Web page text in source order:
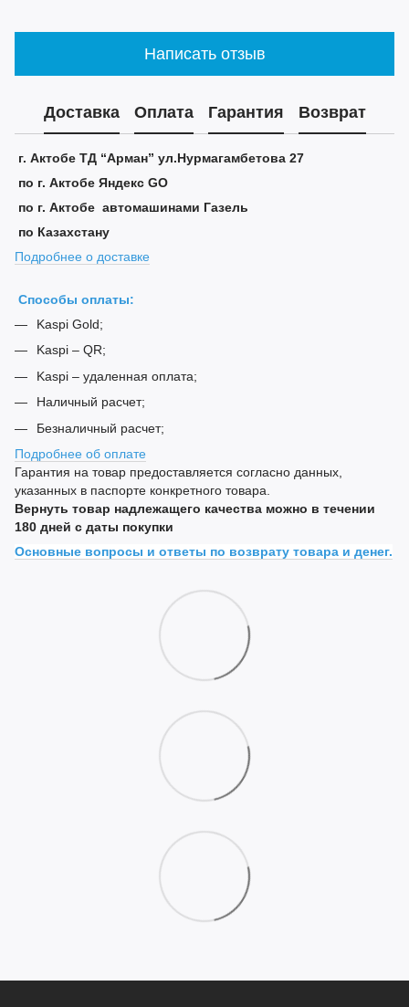
Написать отзыв
Доставка Оплата Гарантия Возврат
г. Актобе ТД “Арман” ул.Нурмагамбетова 27
по г. Актобе Яндекс GO
по г. Актобе автомашинами Газель
по Казахстану
Подробнее о доставке
Способы оплаты:
Kaspi Gold;
Kaspi – QR;
Kaspi – удаленная оплата;
Наличный расчет;
Безналичный расчет;
Подробнее об оплате
Гарантия на товар предоставляется согласно данных,
указанных в паспорте конкретного товара.
Вернуть товар надлежащего качества можно в течении
180 дней с даты покупки
Основные вопросы и ответы по возврату товара и денег.